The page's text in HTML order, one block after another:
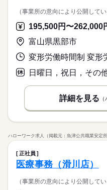
（事業所の意向により公開してい
富山県黒部市
日曜日，祝日，その
詳細を見る
ハローワーク求人（掲載元：魚津公共職業安定所
正社員
医療事務（滑川店）
（事業所の意向により公開してい